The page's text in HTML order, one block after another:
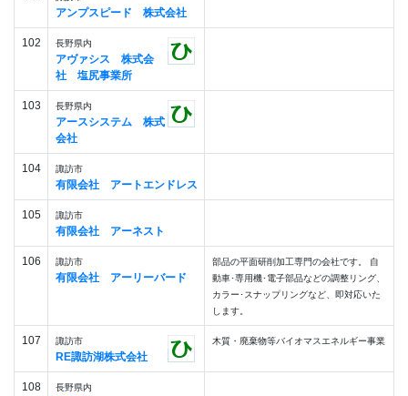
アンプスピード 株式会社
102 長野県内
アヴァシス 株式会
社 塩尻事業所
103 長野県内
アースシステム 株式
会社
104 諏訪市
有限会社 アートエンドレス
105 諏訪市
有限会社 アーネスト
106 諏訪市
有限会社 アーリーバード
部品の平面研削加工専門の会社です。 自
動車･専用機･電子部品などの調整リング、
カラー･スナップリングなど、即対応いた
します。
107 諏訪市
RE諏訪湖株式会社
木質・廃棄物等バイオマスエネルギー事業
108 長野県内